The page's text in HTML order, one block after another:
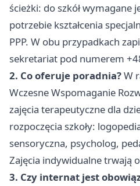
ścieżki: do szkół wymagane
potrzebie kształcenia
PPP. W obu przypadkach
sekretariat pod numerem
2. Co oferuje poradnia?W
Wczesne Wspomaganie
zajęcia terapeutyczne dla
rozpoczęcia szkoły:
sensoryczna, psycholog,
Zajęcia indywidualne trwają
3. Czy internat jest